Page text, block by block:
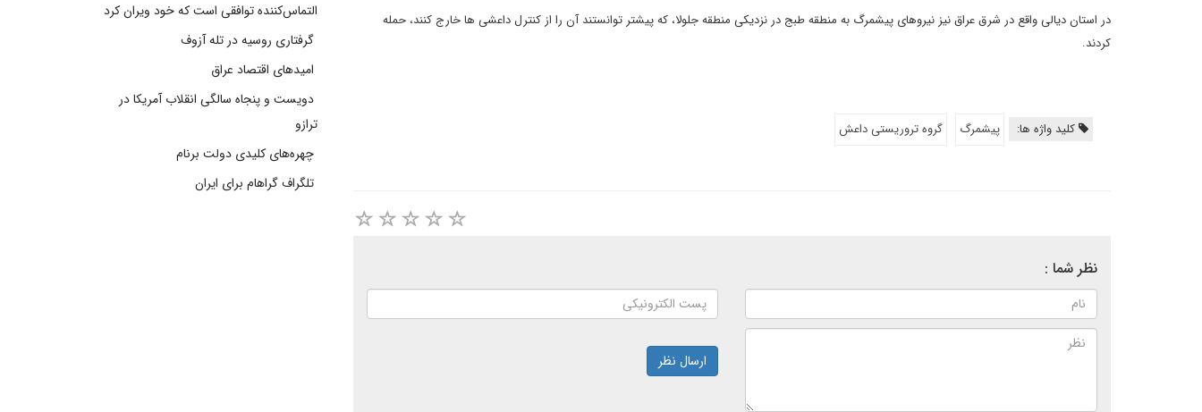
در استان دیالی واقع در شرق عراق نیز نیروهای پیشمرگ به منطقه طبج در نزدیکی منطقه جلولا، که پیشتر توانستند آن را از کنترل داعشی ها خارج کنند، حمله
کردند.
کلید واژه ها: پیشمرگ گروه تروریستی داعش
نظر شما :
ارسال نظر
التماس‌کننده توافقی است که خود ویران کرد
گرفتاری روسیه در تله آزوف
امیدهای اقتصاد عراق
دویست و پنجاه سالگی انقلاب آمریکا در
ترازو
چهره‌های کلیدی دولت برنام
تلگراف گراهام برای ایران